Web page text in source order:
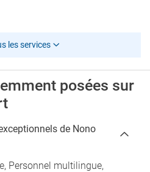
les services
posées sur
de Nono
Personnel multilingue,